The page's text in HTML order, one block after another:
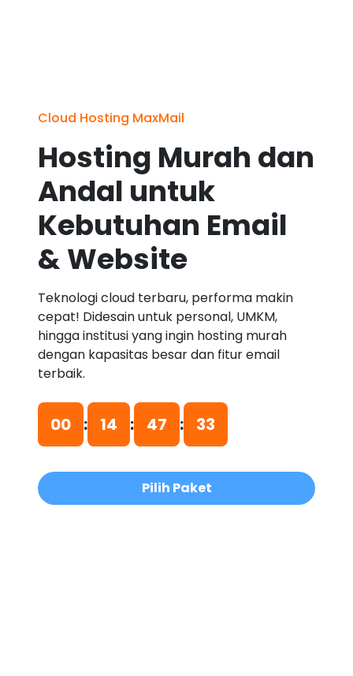
Cloud Hosting MaxMail
Hosting Murah dan
Andal untuk
Kebutuhan Email
& Website
Teknologi cloud terbaru, performa makin
cepat! Didesain untuk personal, UMKM,
hingga institusi yang ingin hosting murah
dengan kapasitas besar dan fitur email
terbaik.
00 : 14 : 47 : 32
Pilih Paket